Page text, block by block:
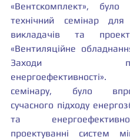
«Вентскомплект», було
технічний семінар для
викладачів та
«Вентиляційне
Заходи
семінару, було
сучасного підходу
та
проектуванні систем